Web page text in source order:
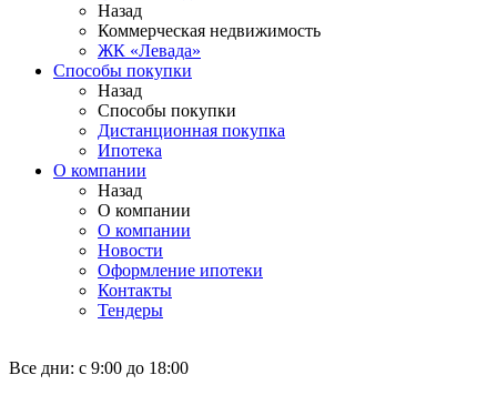
Назад
Коммерческая недвижимость
ЖК «Левада»
Способы покупки
Назад
Способы покупки
Дистанционная покупка
Ипотека
О компании
Назад
О компании
О компании
Новости
Оформление ипотеки
Контакты
Тендеры
Все дни: с 9:00 до 18:00